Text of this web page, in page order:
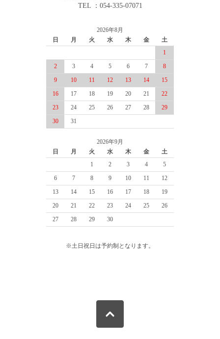
TEL ：054-335-07071
2026年8月
日
月 火 水 木 金
土
1
2
3 4 5 6 7
8
9
10 11 12 13 14
15
16
17 18 19 20 21
22
23
24 25 26 27 28
29
30
31
2026年9月
日
月 火 水 木 金
土
1
2 3 4
5
6
7 8 9 10 11
12
13
14 15 16 17 18
19
20
21 22 23 24 25
26
27
28 29 30
※土日祝日は予約制となります。